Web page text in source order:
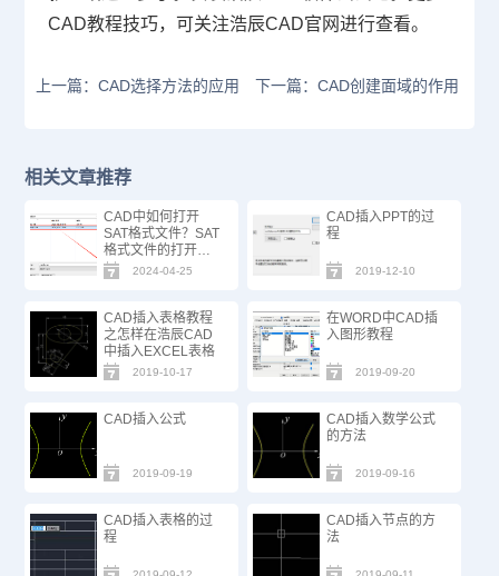
CAD教程技巧，可关注浩辰CAD官网进行查看。
上一篇：CAD选择方法的应用 下一篇：CAD创建面域的作用
相关文章推荐
CAD中如何打开
SAT格式文件？SAT
格式文件的打开方
式
2024-04-25
CAD插入PPT的过
程
2019-12-10
CAD插入表格教程
之怎样在浩辰CAD
中插入EXCEL表格
2019-10-17
在WORD中CAD插
入图形教程
2019-09-20
CAD插入公式
2019-09-19
CAD插入数学公式
的方法
2019-09-16
CAD插入表格的过
程
CAD插入节点的方
法